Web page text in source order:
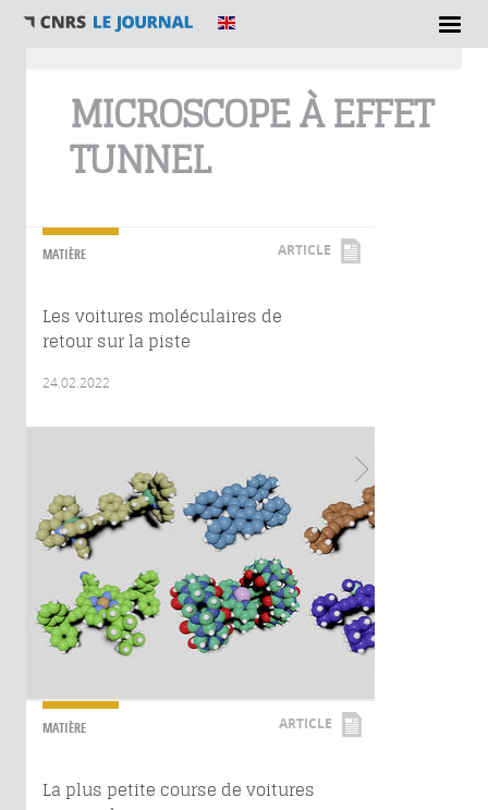
MICROSCOPE À EFFET
TUNNEL
MATIÈRE ARTICLE
Les voitures moléculaires de
retour sur la piste
24.02.2022
MATIÈRE ARTICLE
La plus petite course de voitures